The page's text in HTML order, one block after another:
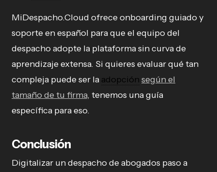
MiDespacho.Cloud ofrece onboarding guiado y
soporte en español para que el equipo del
despacho adopte la plataforma sin curva de
aprendizaje extensa. Si quieres evaluar qué tan
compleja puede ser la adopción según el
tamaño de tu firma, tenemos una guía
específica para eso.
Conclusión
Digitalizar un despacho de abogados paso a